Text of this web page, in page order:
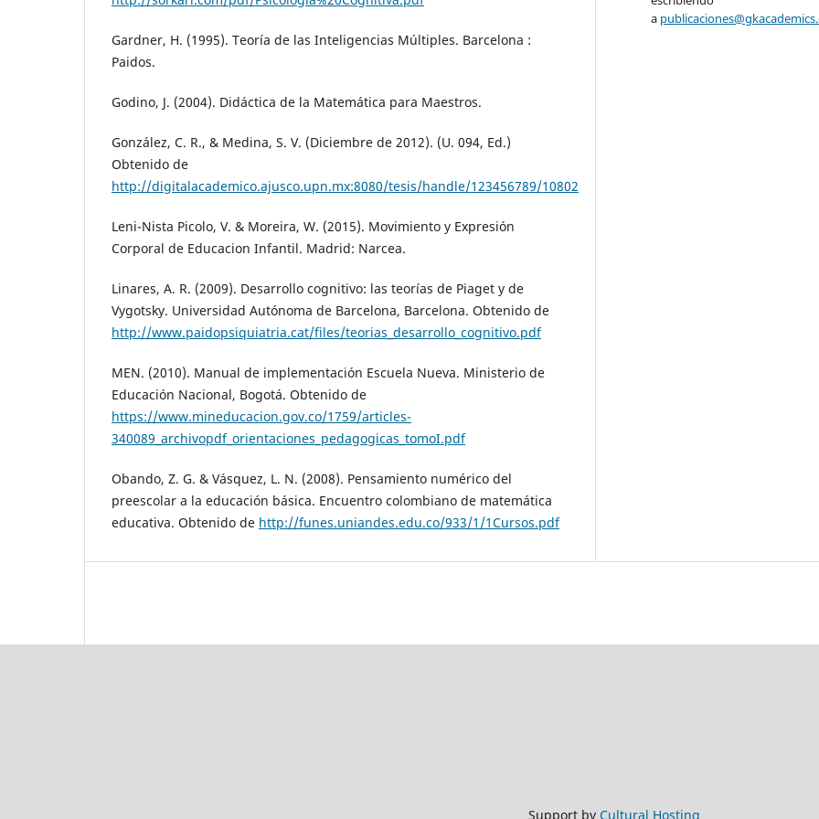
Gardner, H. (1995). Teoría de las Inteligencias Múltiples. Barcelona :
Paidos.
Godino, J. (2004). Didáctica de la Matemática para Maestros.
González, C. R., & Medina, S. V. (Diciembre de 2012). (U. 094, Ed.)
Obtenido de
http://digitalacademico.ajusco.upn.mx:8080/tesis/handle/123456789/10802
Leni-Nista Picolo, V. & Moreira, W. (2015). Movimiento y Expresión
Corporal de Educacion Infantil. Madrid: Narcea.
Linares, A. R. (2009). Desarrollo cognitivo: las teorías de Piaget y de
Vygotsky. Universidad Autónoma de Barcelona, Barcelona. Obtenido de
http://www.paidopsiquiatria.cat/files/teorias_desarrollo_cognitivo.pdf
MEN. (2010). Manual de implementación Escuela Nueva. Ministerio de
Educación Nacional, Bogotá. Obtenido de
https://www.mineducacion.gov.co/1759/articles-
340089_archivopdf_orientaciones_pedagogicas_tomoI.pdf
Obando, Z. G. & Vásquez, L. N. (2008). Pensamiento numérico del
preescolar a la educación básica. Encuentro colombiano de matemática
educativa. Obtenido de http://funes.uniandes.edu.co/933/1/1Cursos.pdf
a
Support by Cultural Hosting